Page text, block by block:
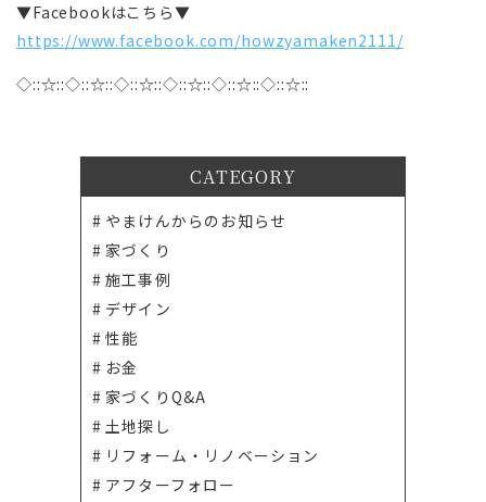
▼Facebookはこちら▼
https://www.facebook.com/howzyamaken2111/
◇::☆::◇::☆::◇::☆::◇::☆::◇::☆::◇::☆::
CATEGORY
やまけんからのお知らせ
家づくり
施工事例
デザイン
性能
お金
家づくりQ&A
土地探し
リフォーム・リノベーション
アフターフォロー